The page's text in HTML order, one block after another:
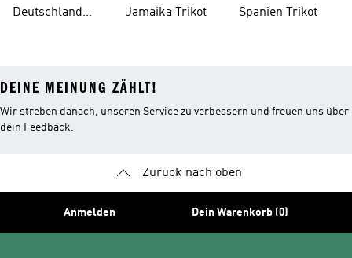
Deutschland
Jamaika Trikot
Spanien Trikot
DEINE MEINUNG ZÄHLT!
Wir streben danach, unseren Service zu verbessern und freuen uns über
dein Feedback.
Zurück nach oben
Anmelden Dein Warenkorb (0)